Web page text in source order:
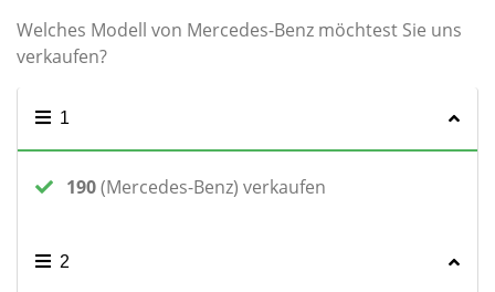
Welches Modell von Mercedes-Benz möchtest Sie uns
verkaufen?
1
190(Mercedes-Benz) verkaufen
2